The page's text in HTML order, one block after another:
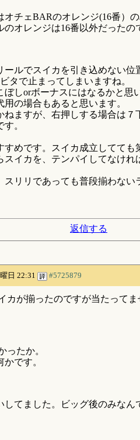
チェBARのオレンジ(16番）の
オレンジは16番以外だったの
ルでスイカを引き込めない
タで止まってしまいますね。
しorボーナスにはなるかと
の場合もあると思います。
ますが、右押しする場合は
。
めです。スイカ成立してて
イカを、テンパイしてなけ
リリであっても普段揃わない
返信する
日 22:31 #5725879
が揃ったのですが当たって
ったか。
です。
てました。ビッグ後のみなん